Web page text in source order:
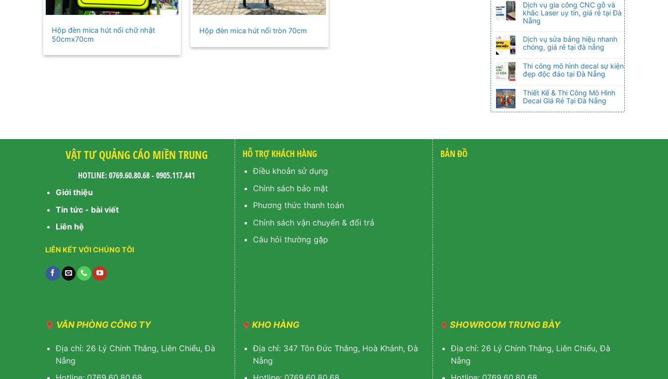
Hộp đèn mica hút nổi chữ nhật
50cmx70cm
+
Hộp đèn mica hút nổi tròn 70cm
Dịch vụ gia công CNC gỗ và
khắc Laser uy tín, giá rẻ tại Đà
Nẵng
Dịch vụ sửa bảng hiệu nhanh
chóng, giá rẻ tại đà nẵng
Thi công mô hình decal sự kiện
đẹp độc đáo tại Đà Nẵng
Thiết Kế & Thi Công Mô Hình
Decal Giá Rẻ Tại Đà Nẵng
VẬT TƯ QUẢNG CÁO MIỀN TRUNG
HOTLINE: 0769.60.80.68 - 0905.117.441
Giới thiệu
Tin tức - bài viết
Liên hệ
LIÊN KẾT VỚI CHÚNG TÔI
HỖ TRỢ KHÁCH HÀNG
Điều khoản sử dụng
Chính sách bảo mật
Phương thức thanh toán
Chính sách vận chuyển & đổi trả
Câu hỏi thường gặp
BẢN ĐỒ
VĂN PHÒNG CÔNG TY
Địa chỉ: 26 Lý Chính Thắng, Liên Chiểu, Đà
Nẵng
KHO HÀNG
Địa chỉ: 347 Tôn Đức Thắng, Hoà Khánh, Đà
Nẵng
SHOWROOM TRƯNG BÀY
Địa chỉ: 26 Lý Chính Thắng, Liên Chiểu, Đà
Nẵng